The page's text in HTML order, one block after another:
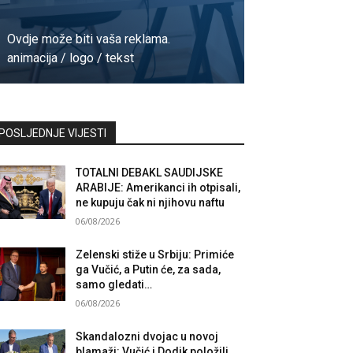
Ovdje može biti vaša reklama.
animacija / logo / tekst
VIJESTI
TOTALNI DEBAKL SAUDIJSKE
ARABIJE: Amerikanci ih otpisali,
ne kupuju čak ni njihovu naftu
06/08/2026
Zelenski stiže u Srbiju: Primiće
ga Vučić, a Putin će, za sada,
samo gledati…
06/08/2026
Skandalozni dvojac u novoj